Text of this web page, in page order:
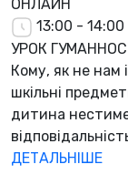
ОНЛАЙН
13:00 - 14:00
УРОК
Кому, як не нам
шкільні
дитина
ДЕТАЛЬНІШЕ